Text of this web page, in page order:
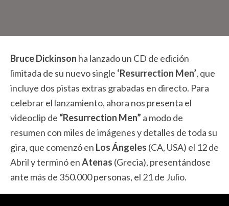
Bruce Dickinson ha lanzado un CD de edición
limitada de su nuevo single ‘Resurrection Men’, que
incluye dos pistas extras grabadas en directo. Para
celebrar el lanzamiento, ahora nos presenta el
videoclip de “Resurrection Men” a modo de
resumen con miles de imágenes y detalles de toda su
gira, que comenzó en Los Ángeles (CA, USA) el 12 de
Abril y terminó enAtenas (Grecia), presentándose
ante más de 350.000 personas, el 21 de Julio.